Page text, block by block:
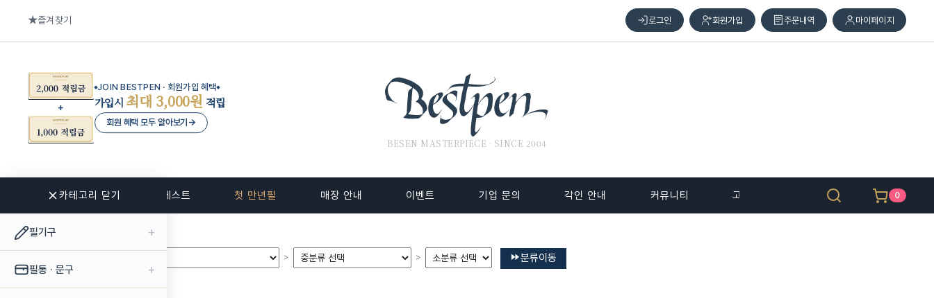
즐겨찾기
JOIN BESTPEN · 회원가입 혜택
가입시 최대 3,000원 적립
회원 혜택 모두 알아보기 →
로그인 회원가입 주문내역 마이페이지
BESEN MASTERPIECE · SINCE 2004
카테고리 닫기
필기구 +
필통 · 문구 +
신상품 베스트 첫 만년필 매장 안내 이벤트 기업 문의 각인 안내 커뮤니티 고객 센터 0
> > 분류이동